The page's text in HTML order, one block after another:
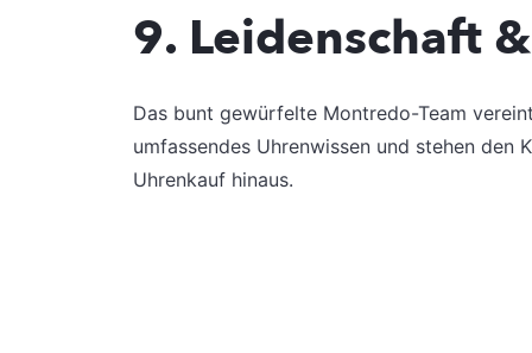
9. Leidenschaft
Das bunt gewürfelte Montredo-Team
umfassendes Uhrenwissen und stehen den
Uhrenkauf hinaus.